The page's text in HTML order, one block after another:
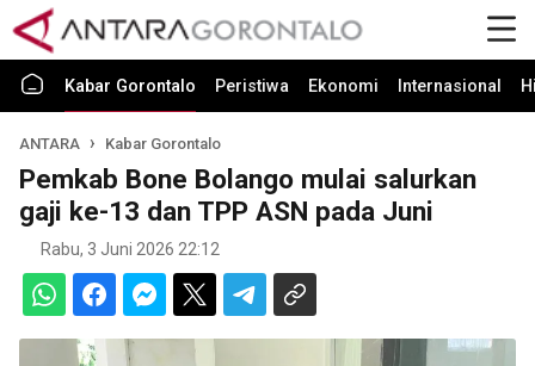
Kabar Gorontalo Peristiwa Ekonomi Internasional
ANTARA Kabar Gorontalo
Pemkab Bone Bolango mulai salurkan
gaji ke-13 dan TPP ASN pada Juni
Rabu, 3 Juni 2026 22:12